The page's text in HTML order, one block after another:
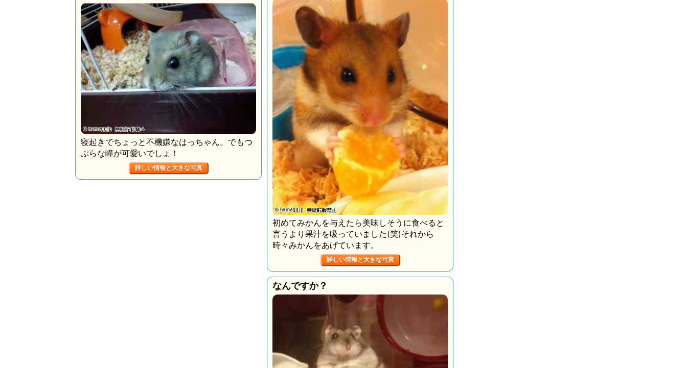
寝起きでちょっと不機嫌なはっちゃん。でもつ
ぶらな瞳が可愛いでしょ！
詳しい情報と大きな写真
初めてみかんを与えたら美味しそうに食べると
言うより果汁を吸っていました(笑)それから
時々みかんをあげています。
詳しい情報と大きな写真
なんですか？